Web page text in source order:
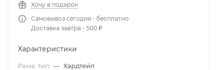
Хочу в подарок
Самовывоз сегодня - бесплатно
Доставка завтра - 500 ₽
Характеристики
Рама: тип — Хардтейл